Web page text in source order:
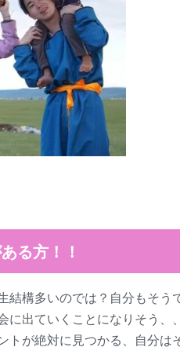
る方！！
結構多いのでは？自分もそう
に出ていくことになりそう、
が絶対に見つかる、自分は